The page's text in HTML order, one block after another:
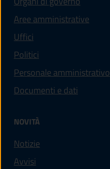
Aree amministrative
Uffici
Politici
Personale amministrativo
Documenti e dati
NOVITÀ
Notizie
Avvisi